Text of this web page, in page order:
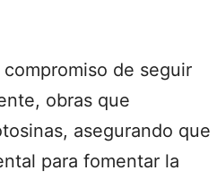
de seguir
obras que
asegurando que
para fomentar la